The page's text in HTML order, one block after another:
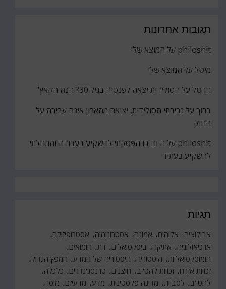
תגובות אחרונות
philoshit על המוצא שלי
מיטל על המוצא שלי
חן טל על הסולידית יצאה לפנסיה בגיל 30? הנה הקאץ'
ברוך על גבירתי הסולידית, יציאה מהארון אינה עבירה על
החוק
philoshit על היום בו הפסקתי להשקיע בעבודה והתחלתי
להשקיע בעתיד
תגיות
אבולוציה אלוהים אמונה אסטרונומיה
אסטרופיזיקה
ארכיאולוגיה
אתיקה ביסקסואלים דת הומואים
הומוסקסואליות היסטוריה היסטוריה של המדע המפץ הגדול
זכויות אזרח זכויות להט"ב חוצנים טרנסג'נדרים
כלכלה
להט"ב
לסביות מדינה פלסטינית מדע מדעיזם
מוסר